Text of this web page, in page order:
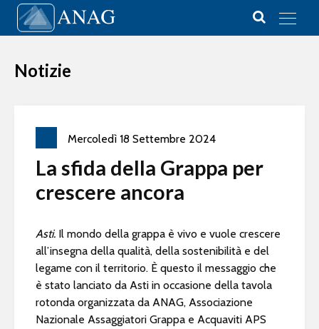
Vai al contenuto
Main Navigation
Notizie
Mercoledì 18 Settembre 2024
La sfida della Grappa per
crescere ancora
Asti. Il mondo della grappa è vivo e vuole crescere
all’insegna della qualità, della sostenibilità e del
legame con il territorio. È questo il messaggio che
è stato lanciato da Asti in occasione della tavola
rotonda organizzata da ANAG, Associazione
Nazionale Assaggiatori Grappa e Acquaviti APS